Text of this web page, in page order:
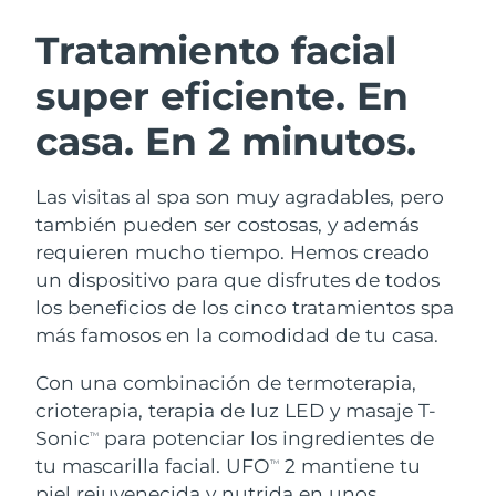
Tratamiento facial
super eficiente. En
casa. En 2 minutos.
Las visitas al spa son muy agradables, pero
también pueden ser costosas, y además
requieren mucho tiempo. Hemos creado
un dispositivo para que disfrutes de todos
los beneficios de los cinco tratamientos spa
más famosos en la comodidad de tu casa.
Con una combinación de termoterapia,
crioterapia, terapia de luz LED y masaje T-
SonicTM
para potenciar los ingredientes de
tu mascarilla facial. UFOTM
2 mantiene tu
Limpieza facial
Anti-aging massage
LUNA™ 4 Plus
Massage, LED heating
LUNA™ 4 Men
For men, anti-aging massage
Lifting facial
Microcurrent toning
BEAR™ 2 go
Microcurrent toning on-the-go
BEAR™ 2 eyes & lips
Microcurrent line smoothing device
Hidratación
UFO™ 3 pack
Deep facial hydration
UFO™ 3 LED
Near-infrared and red light therapy
device
Cuidado bucal
issa™ 4
Hybrid silicone sonic toothbrush
issa™ 4 plus
Smart hybrid silicone sonic toothbrush
TRATAMIENTO ANTIEDAD FAQ™
Antiedad Tratamientos LED
NEW
Austria Entrega prevista
Baréin Entrega prevista
Bélgica Entrega prevista
Bermudas Entrega prevista15/8/26
Bosnia y Herzegovina Entrega prevista 12/8/26
Brunéi
Bulgaria Entrega prevista9/8/26
Canadá Entrega prevista 13/8/26
Chile Entrega prevista 13/8/26